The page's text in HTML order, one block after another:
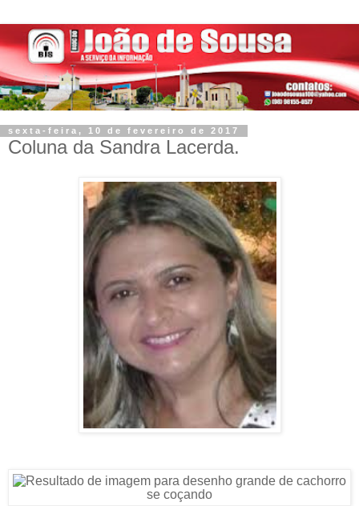
sexta-feira, 10 de fevereiro de 2017
Coluna da Sandra Lacerda.